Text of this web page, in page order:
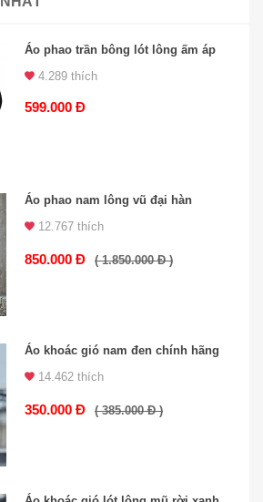
Áo phao trần bông lót lông ấm áp
4.289 thích
599.000 Đ
Áo phao nam lông vũ đại hàn
12.767 thích
850.000 Đ ( 1.850.000 Đ )
Áo khoác gió nam đen chính hãng
14.462 thích
350.000 Đ ( 385.000 Đ )